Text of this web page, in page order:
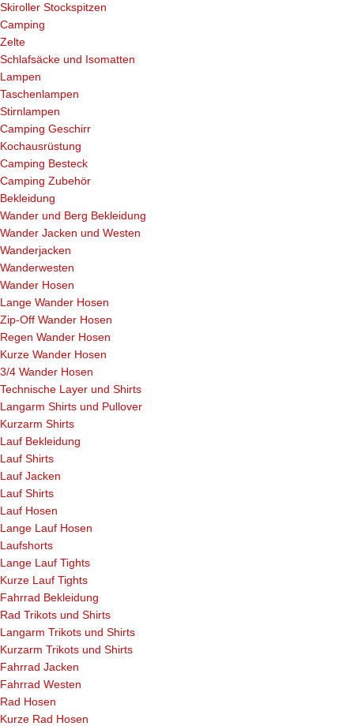
Skiroller Stockspitzen
Camping
Zelte
Schlafsäcke und Isomatten
Lampen
Taschenlampen
Stirnlampen
Camping Geschirr
Kochausrüstung
Camping Besteck
Camping Zubehör
Bekleidung
Wander und Berg Bekleidung
Wander Jacken und Westen
Wanderjacken
Wanderwesten
Wander Hosen
Lange Wander Hosen
Zip-Off Wander Hosen
Regen Wander Hosen
Kurze Wander Hosen
3/4 Wander Hosen
Technische Layer und Shirts
Langarm Shirts und Pullover
Kurzarm Shirts
Lauf Bekleidung
Lauf Shirts
Lauf Jacken
Lauf Shirts
Lauf Hosen
Lange Lauf Hosen
Laufshorts
Lange Lauf Tights
Kurze Lauf Tights
Fahrrad Bekleidung
Rad Trikots und Shirts
Langarm Trikots und Shirts
Kurzarm Trikots und Shirts
Fahrrad Jacken
Fahrrad Westen
Rad Hosen
Kurze Rad Hosen